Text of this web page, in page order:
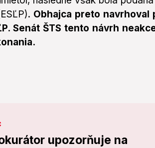
Obhajca preto navrhoval
Senát ŠTS tento návrh
upozorňuje na